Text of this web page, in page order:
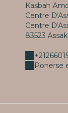
Kasbah
Centre
Centre
83523
Ponerse